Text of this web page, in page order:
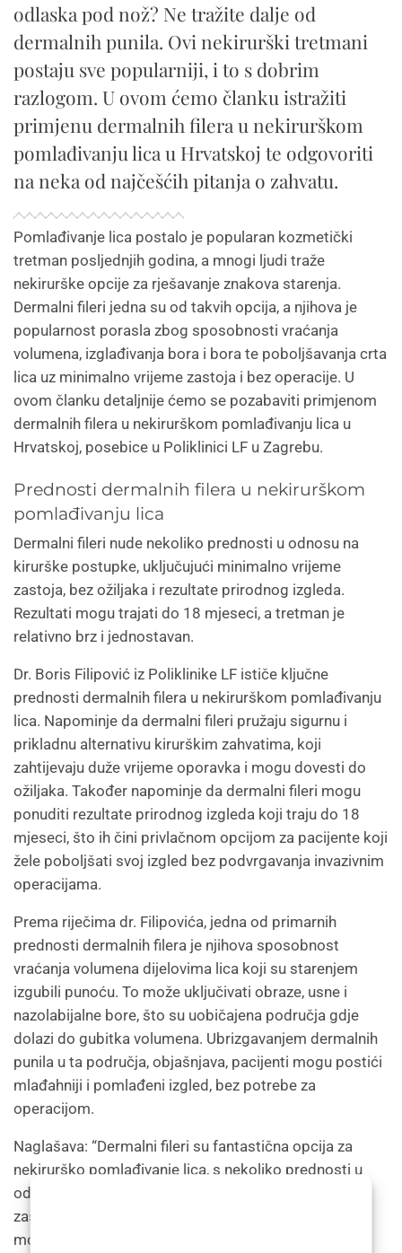
odlaska pod nož? Ne tražite dalje od
dermalnih punila. Ovi nekirurški tretmani
postaju sve popularniji, i to s dobrim
razlogom. U ovom ćemo članku istražiti
primjenu dermalnih filera u nekirurškom
pomlađivanju lica u Hrvatskoj te odgovoriti
na neka od najčešćih pitanja o zahvatu.
Pomlađivanje lica postalo je popularan kozmetički
tretman posljednjih godina, a mnogi ljudi traže
nekirurške opcije za rješavanje znakova starenja.
Dermalni fileri jedna su od takvih opcija, a njihova je
popularnost porasla zbog sposobnosti vraćanja
volumena, izglađivanja bora i bora te poboljšavanja crta
lica uz minimalno vrijeme zastoja i bez operacije. U
ovom članku detaljnije ćemo se pozabaviti primjenom
dermalnih filera u nekirurškom pomlađivanju lica u
Hrvatskoj, posebice u Poliklinici LF u Zagrebu.
Prednosti dermalnih filera u nekirurškom
pomlađivanju lica
Dermalni fileri nude nekoliko prednosti u odnosu na
kirurške postupke, uključujući minimalno vrijeme
zastoja, bez ožiljaka i rezultate prirodnog izgleda.
Rezultati mogu trajati do 18 mjeseci, a tretman je
relativno brz i jednostavan.
Dr. Boris Filipović iz Poliklinike LF ističe ključne
prednosti dermalnih filera u nekirurškom pomlađivanju
lica. Napominje da dermalni fileri pružaju sigurnu i
prikladnu alternativu kirurškim zahvatima, koji
zahtijevaju duže vrijeme oporavka i mogu dovesti do
ožiljaka. Također napominje da dermalni fileri mogu
ponuditi rezultate prirodnog izgleda koji traju do 18
mjeseci, što ih čini privlačnom opcijom za pacijente koji
žele poboljšati svoj izgled bez podvrgavanja invazivnim
operacijama.
Prema riječima dr. Filipovića, jedna od primarnih
prednosti dermalnih filera je njihova sposobnost
vraćanja volumena dijelovima lica koji su starenjem
izgubili punoću. To može uključivati obraze, usne i
nazolabijalne bore, što su uobičajena područja gdje
dolazi do gubitka volumena. Ubrizgavanjem dermalnih
punila u ta područja, objašnjava, pacijenti mogu postići
mlađahniji i pomlađeni izgled, bez potrebe za
operacijom.
Naglašava: “Dermalni fileri su fantastična opcija za
nekirurško pomlađivanje lica, s nekoliko prednosti u
odnosu na kirurške zahvate. Nude minimalno vrijeme
zastoja, bez ožiljaka i rezultate prirodnog izgleda koji
mogu trajati do 18 mjeseci. Tretman je relativno brz i